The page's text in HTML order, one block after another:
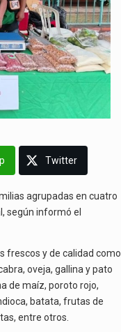
Twitter
agrupadas en cuatro
según informó el
frescos y de calidad como
oveja, gallina y pato
de maíz, poroto rojo,
batata, frutas de
entre otros.